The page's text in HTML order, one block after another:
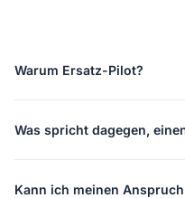
Warum Ersatz-Pilot?
Was spricht dagegen,
Kann ich meinen